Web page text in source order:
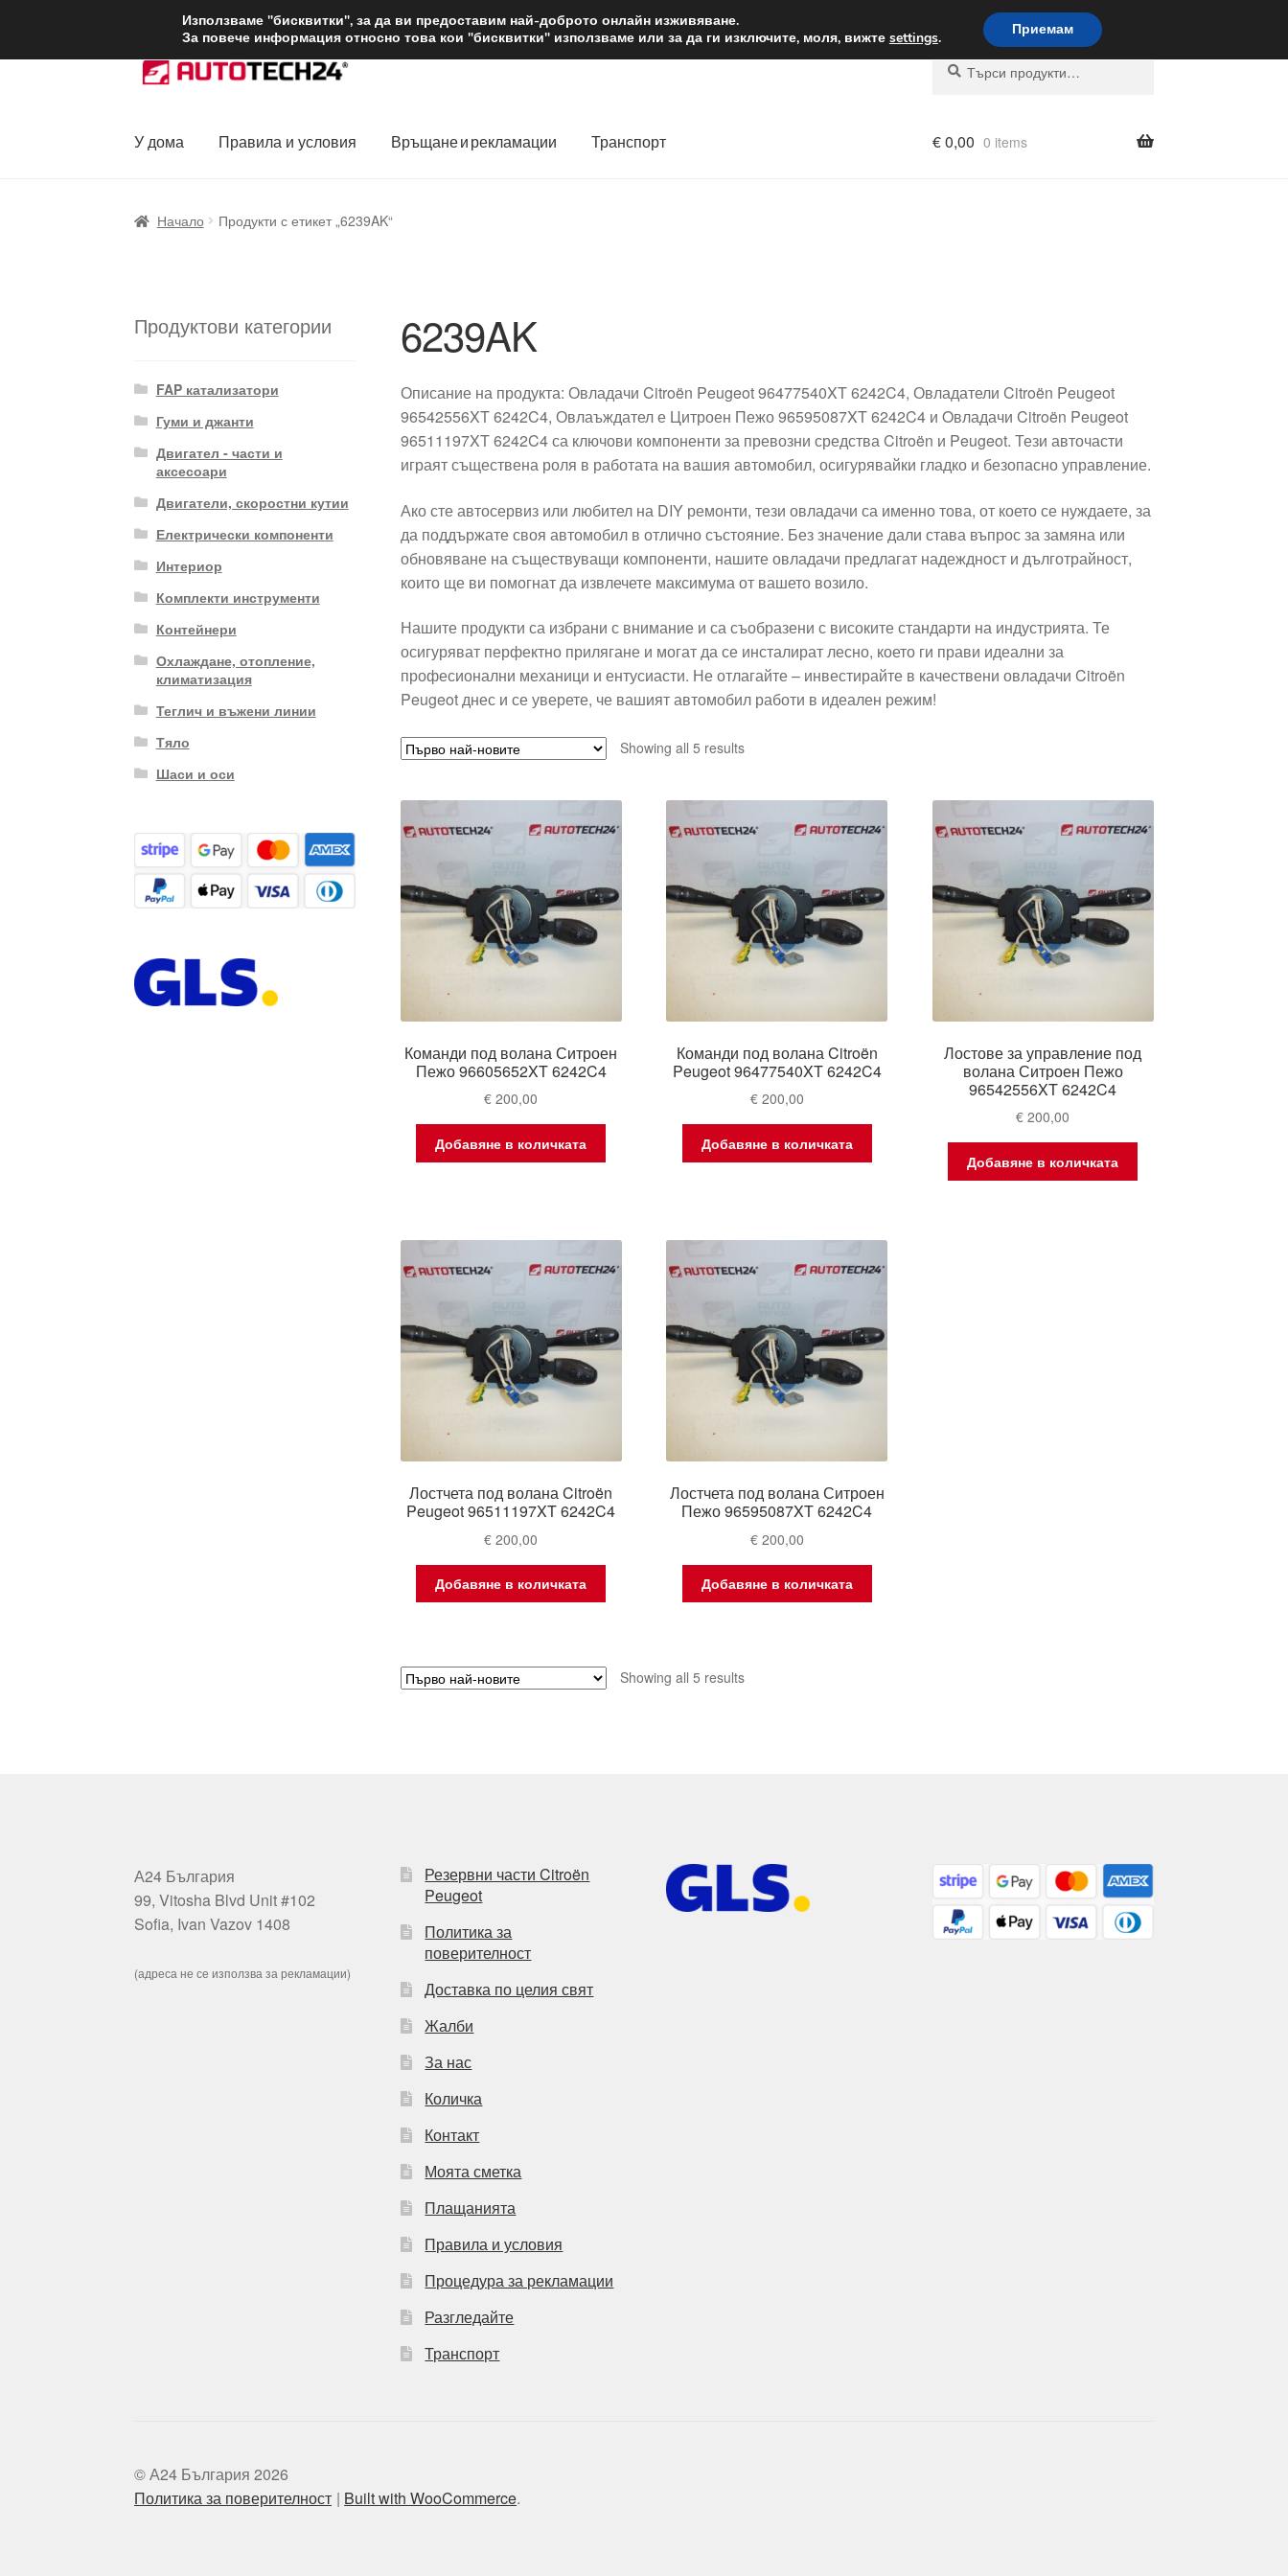
ДОСТАВКА от 12 лв. Доставка по целия свят
Skip
to
Skip
to
Търсене
Търсене
У дома Правила и условия Връщане и рекламации Транспорт €0,00 0 items
Начало Продукти с етикет „6239AK“
6239AK
Описание на продукта: Овладачи Citroën Peugeot 96477540XT 6242C4, Овладатели Citroën Peugeot
96542556XT 6242C4, Овлаъждател е Цитроен Пежо 96595087XT 6242C4 и Oвладачи Citroën Peugeot
96511197XT 6242C4 са ключови компоненти за превозни средства Citroën и Peugeot. Тези авточасти
играят съществена роля в работата на вашия автомобил, осигурявайки гладко и безопасно управление.
Ако сте автосервиз или любител на DIY ремонти, тези овладачи са именно това, от което се нуждаете, за
да поддържате своя автомобил в отлично състояние. Без значение дали става въпрос за замяна или
обновяване на съществуващи компоненти, нашите овладачи предлагат надеждност и дълготрайност,
които ще ви помогнат да извлечете максимума от вашето возило.
Нашите продукти са избрани с внимание и са съобразени с високите стандарти на индустрията. Те
осигуряват перфектно прилягане и могат да се инсталират лесно, което ги прави идеални за
професионални механици и ентусиасти. Не отлагайте – инвестирайте в качествени овладачи Citroën
Peugeot днес и се уверете, че вашият автомобил работи в идеален режим!
Showing all 5 resultsSorted
Команди под волана Ситроен
Пежо 96605652XT 6242C4
€ 200,00
Добавяне в количката
Команди под волана Citroën
Peugeot 96477540XT 6242C4
€200,00
Добавяне в количката
Лостове за управление под
волана Ситроен Пежо
96542556XT 6242C4
€ 200,00
Добавяне в количката
Лостчета под волана Citroën
Peugeot 96511197XT 6242C4
€ 200,00
Добавяне в количката
Лостчета под волана Ситроен
Пежо 96595087XT 6242C4
€200,00
Добавяне в количката
Showing all 5 resultsSorted
Продуктови категории
FAP катализатори
Гуми и джанти
Двигател - части и
аксесоари
Двигатели, скоростни кутии
Електрически компоненти
Интериор
Комплекти инструменти
Контейнери
Охлаждане, отопление,
климатизация
Теглич и въжени линии
Тяло
Шаси и оси
А24 България
99, Vitosha Blvd Unit #102
Sofia, Ivan Vazov 1408
(адреса не се използва за рекламации)
Резервни части Citroën
Peugeot
Политика за
поверителност
Доставка по целия свят
Жалби
За нас
Количка
Контакт
Моята сметка
Плащанията
Правила и условия
Процедура за рекламации
Разгледайте
Транспорт
© А24 България 2026
Политика за поверителност
Built with WooCommerce.
Използваме "бисквитки", за да ви предоставим най-доброто онлайн изживяване.
За повече информация относно това кои "бисквитки" използваме или за да ги изключите, моля, вижте settings. Приемам